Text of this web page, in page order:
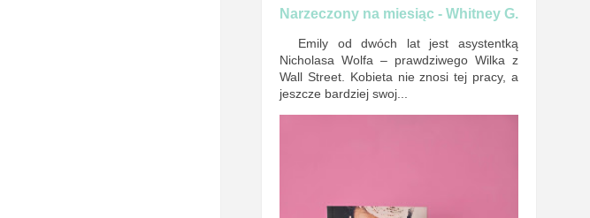
Narzeczony na miesiąc - Whitney G.
Emily od dwóch lat jest asystentką
Nicholasa Wolfa – prawdziwego Wilka z
Wall Street. Kobieta nie znosi tej pracy, a
jeszcze bardziej swoj...